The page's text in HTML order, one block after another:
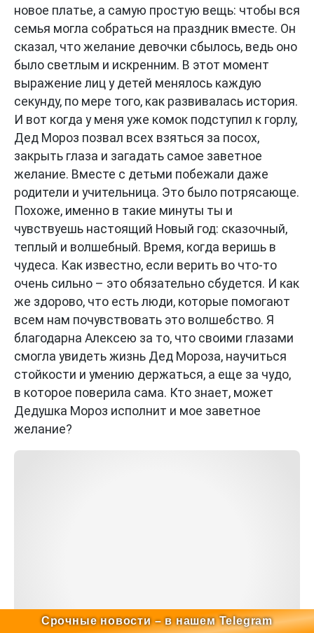
новое платье, а самую простую вещь: чтобы вся
семья могла собраться на праздник вместе. Он
сказал, что желание девочки сбылось, ведь оно
было светлым и искренним. В этот момент
выражение лиц у детей менялось каждую
секунду, по мере того, как развивалась история.
И вот когда у меня уже комок подступил к горлу,
Дед Мороз позвал всех взяться за посох,
закрыть глаза и загадать самое заветное
желание. Вместе с детьми побежали даже
родители и учительница. Это было потрясающе.
Похоже, именно в такие минуты ты и
чувствуешь настоящий Новый год: сказочный,
теплый и волшебный. Время, когда веришь в
чудеса. Как известно, если верить во что-то
очень сильно – это обязательно сбудется. И как
же здорово, что есть люди, которые помогают
всем нам почувствовать это волшебство. Я
благодарна Алексею за то, что своими глазами
смогла увидеть жизнь Дед Мороза, научиться
стойкости и умению держаться, а еще за чудо,
в которое поверила сама. Кто знает, может
Дедушка Мороз исполнит и мое заветное
желание?
Срочные новости – в нашем Telegram